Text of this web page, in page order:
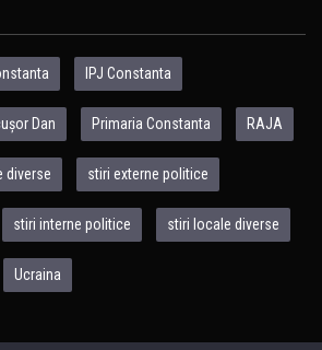
IPJ Constanta
Dan Primaria Constanta RAJA
diverse stiri externe politice
stiri interne politice stiri locale diverse
Ucraina